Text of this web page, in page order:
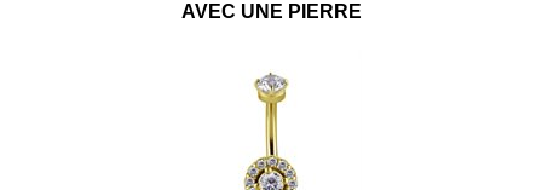
AVEC UNE PIERRE